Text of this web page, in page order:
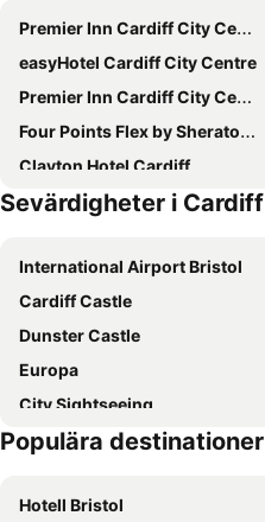
Premier Inn Cardiff City Centre (Queen Street) hotel
easyHotel Cardiff City Centre
Premier Inn Cardiff City Centre (stadium) Hotel
Four Points Flex by Sheraton Cardiff
Clayton Hotel Cardiff
The Royal Hotel Cardiff
Premier Inn Cardiff North
Holiday Inn Express Cardiff Bay by IHG
Novotel Cardiff Centre
Mercure Cardiff
ibis Cardiff
The Coal Exchange Hotel
Village Hotel Cardiff
Sevärdigheter i Cardiff
International Airport Bristol
Cardiff Castle
Dunster Castle
Europa
City Sightseeing
SS Great Britain
RHS Flower Show Cardiff
Populära destinationer
Hotell Bristol